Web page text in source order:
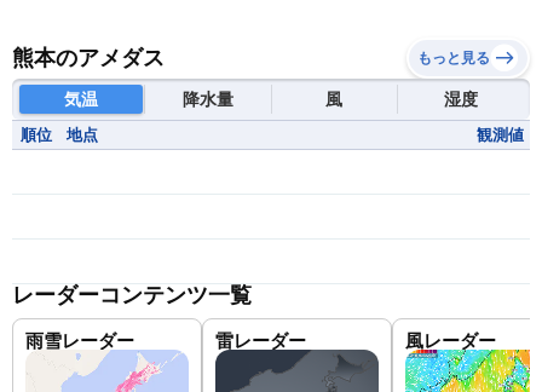
熊本のアメダス もっと見る
気温 降水量 風 湿度
順位 地点 観測値
レーダーコンテンツ一覧
雨雪レーダー 雷レーダー 風レーダー